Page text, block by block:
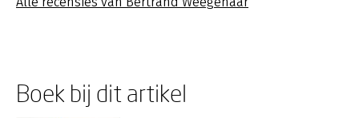
Boek bij dit artikel